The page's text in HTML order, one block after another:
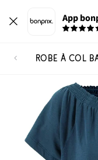
App
ROBE À COL